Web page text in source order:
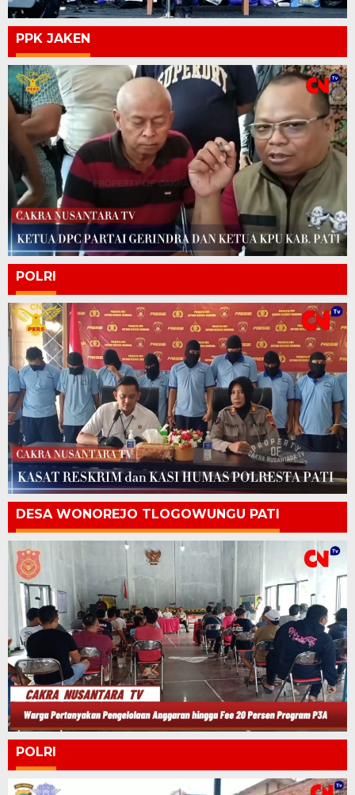
PPK JAKEN
POLRI
DESA WONOREJO TLOGOWUNGU PATI
POLRI